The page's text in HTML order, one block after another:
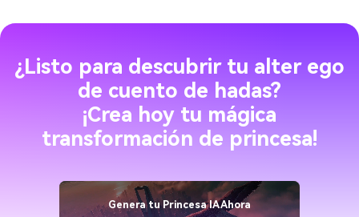
¿Listo para descubrir tu alter ego
de cuento de hadas?
¡Crea hoy tu mágica
transformación de princesa!
Genera tu Princesa IA Ahora